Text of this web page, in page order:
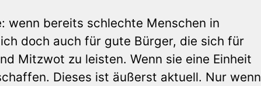
wenn bereits schlechte Menschen in
doch auch für gute Bürger, die sich für
Mitzwot zu leisten. Wenn sie eine Einheit
Dieses ist äußerst aktuell. Nur wenn